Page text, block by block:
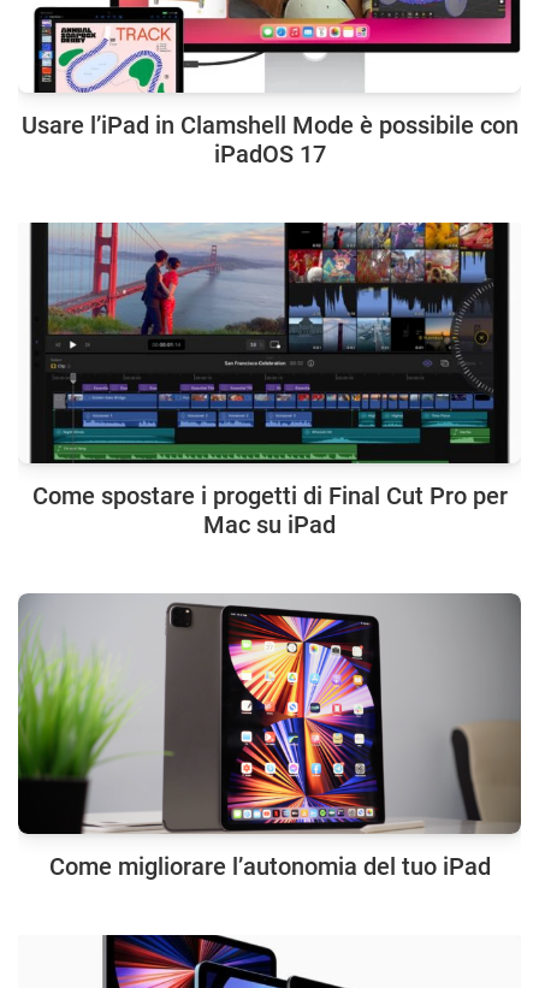
Usare l’iPad in Clamshell Mode è possibile con
iPadOS 17
Come spostare i progetti di Final Cut Pro per
Mac su iPad
Come migliorare l’autonomia del tuo iPad